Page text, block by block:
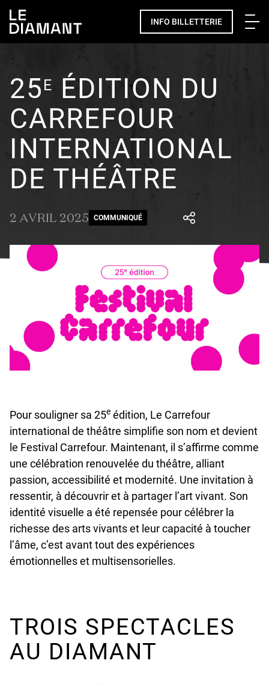
INFO BILLETTERIE
25 E
ÉDITION DU
CARREFOUR
INTERNATIONAL
DE THÉÂTRE
2 AVRIL 2025 COMMUNIQUÉ
Pour souligner sa 25e édition, Le Carrefour
international de théâtre simplifie son nom et devient
le Festival Carrefour. Maintenant, il s’affirme comme
une célébration renouvelée du théâtre, alliant
passion, accessibilité et modernité. Une invitation à
ressentir, à découvrir et à partager l’art vivant. Son
identité visuelle a été repensée pour célébrer la
richesse des arts vivants et leur capacité à toucher
l’âme, c’est avant tout des expériences
émotionnelles et multisensorielles.
TROIS SPECTACLES
AU DIAMANT
Facebook
undefined
linkedin
undefined
twitter
undefined